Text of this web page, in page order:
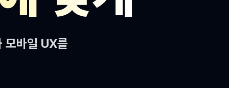
모바일 UX를